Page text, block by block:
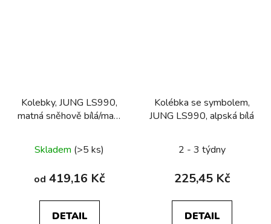
Kolebky, JUNG LS990,
matná sněhově bílá/matt
Skladem (>5 ks)
od 419,16 Kč
DETAIL
Kolébka se symbolem,
JUNG LS990, alpská bílá
2 - 3 týdny
225,45 Kč
DETAIL